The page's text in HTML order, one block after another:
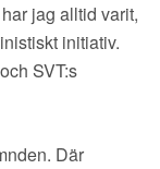
jag alltid varit,
initiativ.
SVT:s
Där